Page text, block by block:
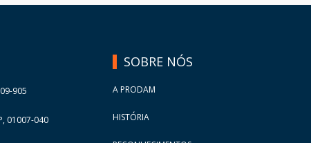
905
01007-040
SOBRE NÓS
A PRODAM
HISTÓRIA